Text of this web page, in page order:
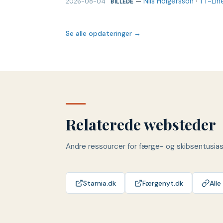
BILLEDE
Se alle opdateringer →
Relaterede websteder
Andre ressourcer for færge- og
Starnia.dk Færgenyt.dk Alle